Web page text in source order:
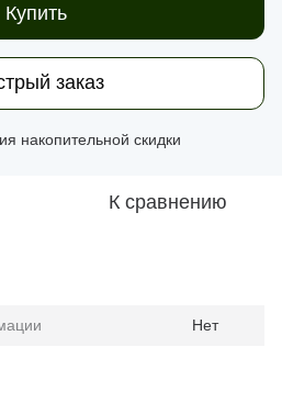
Купить
заказ
накопительной скидки
К сравнению
Нет